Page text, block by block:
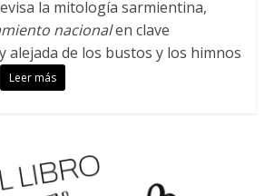
la mitología sarmientina,
nacionalen clave
alejada de los bustos y los himnos
Leer más